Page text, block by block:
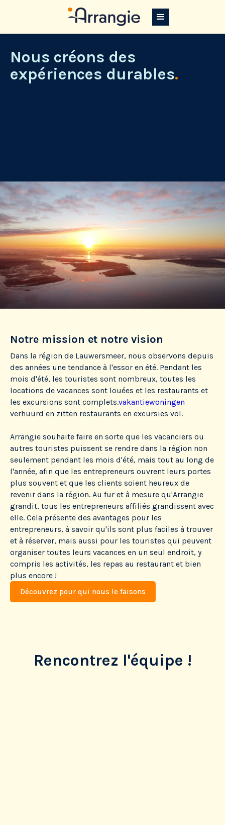
Nous créons des
expériences durables.
Notre mission et notre vision
Dans la région de Lauwersmeer, nous observons depuis
des années une tendance à l'essor en été. Pendant les
mois d'été, les touristes sont nombreux, toutes les
locations de vacances sont louées et les restaurants et
les excursions sont complets.vakantiewoningen
verhuurd en zitten restaurants en excursies vol.
Arrangie souhaite faire en sorte que les vacanciers ou
autres touristes puissent se rendre dans la région non
seulement pendant les mois d'été, mais tout au long de
l'année, afin que les entrepreneurs ouvrent leurs portes
plus souvent et que les clients soient heureux de
revenir dans la région. Au fur et à mesure qu'Arrangie
grandit, tous les entrepreneurs affiliés grandissent avec
elle. Cela présente des avantages pour les
entrepreneurs, à savoir qu'ils sont plus faciles à trouver
et à réserver, mais aussi pour les touristes qui peuvent
organiser toutes leurs vacances en un seul endroit, y
compris les activités, les repas au restaurant et bien
plus encore !
Découvrez pour qui nous le faisons
Rencontrez l'équipe !